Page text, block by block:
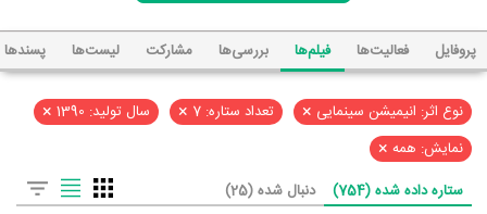
پروفایل فعالیت‌ها فیلم‌ها بررسی‌ها مشارکت لیست‌ها پسند‌ها
نوع اثر: انیمیشن سینمایی × تعداد ستاره: 7 × سال تولید: 1390 ×
نمایش: همه ×
ستاره داده شده (754) دنبال شده (25)